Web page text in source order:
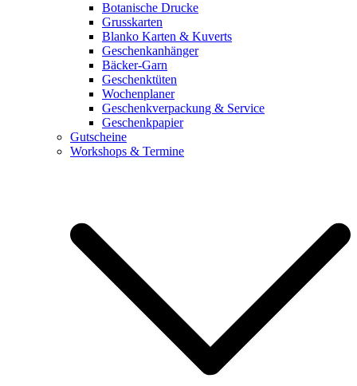
Botanische Drucke
Grusskarten
Blanko Karten & Kuverts
Geschenkanhänger
Bäcker-Garn
Geschenktüten
Wochenplaner
Geschenkverpackung & Service
Geschenkpapier
Gutscheine
Workshops & Termine